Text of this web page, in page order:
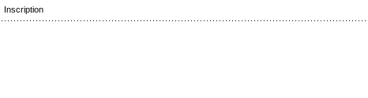
Inscription